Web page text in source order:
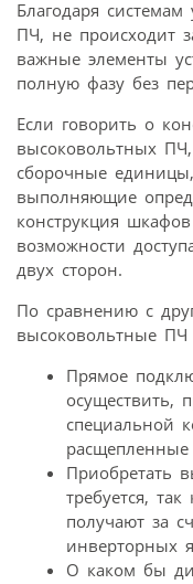
Благодаря
ПЧ, не происходит
важные элементы
полную фазу без
Если говорить о
высоковольтных
сборочные
выполняющие
конструкция
возможности
двух сторон.
По сравнению с
высоковольтные
Прямое
осуществить,
специальной
Приобретать
требуется,
получают за
инверторных
О каком бы